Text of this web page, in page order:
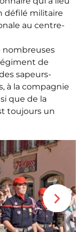
défilé militaire
au centre-
nombreuses
de
sapeurs-
à la compagnie
que de la
toujours un